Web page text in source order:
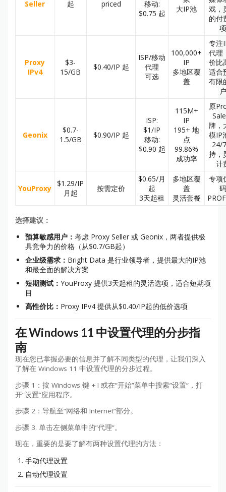
Seller
起
priced
移动:
$0.75 起
大IP池
戏，
的付
项
Proxy
IPv4
$3-
15/GB
$0.40/IP 起
ISP/移动
代理
可选
100,000+
IP
多地区覆
盖
专注
代理
价比
适合
有限
户
Geonix
$0.7-
1.5/GB
$0.90/IP 起
ISP:
$1/IP
移动:
$0.90 起
115M+
IP
195+ 地
点
99.86%
成功率
原
牌，
模IP
24/
持，
计
YouProxy
$1.29/IP
月起
按需定价
$0.65/月
起
3天起租
多地区覆
盖
灵活套餐
专项
码
选择建议：
预算敏感用户： 考虑 Proxy Seller 或 Geonix，两者提供极
具竞争力的价格（从$0.7/GB起）
企业级需求： Bright Data 是行业领导者，提供最大的IP池
和最全面的解决方案
短期测试： YouProxy 提供3天起租的灵活选项，适合短期项
目
高性价比： Proxy IPv4 提供从$0.40/IP起的低价选项
在 Windows 11 中设置代理的分步指
南
现在您已掌握必要的信息并了解不同类型的代理，让我们深入
了解在 Windows 11 中设置代理的分步过程。
步骤 1：按 Windows 键 + I 或在”开始”菜单中搜索”设置”，打
开”设置”应用程序。
步骤 2：导航至”网络和 Internet”部分。
步骤 3. 单击左侧菜单中的”代理”。
现在，重要的是要了解有两种设置代理的方法：
手动代理设置
自动代理设置